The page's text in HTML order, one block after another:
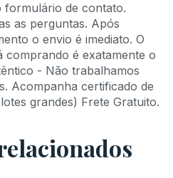
formulário de contato.
as perguntas. Após
o envio é imediato. O
comprando é exatamente o
- Não trabalhamos
Acompanha certificado de
grandes) Frete Gratuito.